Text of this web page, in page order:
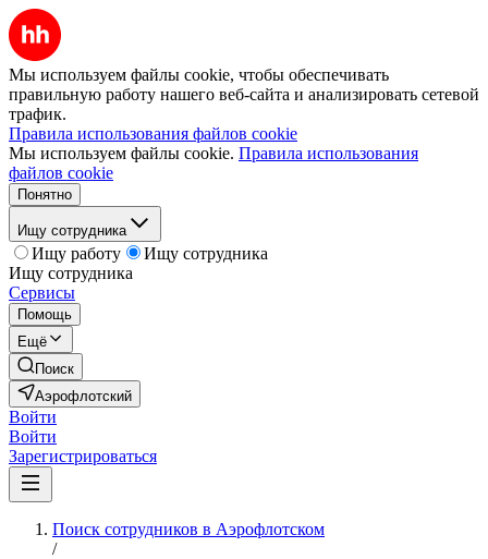
Мы используем файлы cookie, чтобы обеспечивать
правильную работу нашего веб-сайта и анализировать сетевой
трафик.
Правила использования файлов cookie
Мы используем файлы cookie. Правила использования
файлов cookie
Понятно
Ищу сотрудника
Ищу работу
Ищу сотрудника
Ищу сотрудника
Сервисы
Помощь
Ещё
Поиск
Аэрофлотский
Войти
Войти
Зарегистрироваться
Поиск сотрудников в Аэрофлотском
/